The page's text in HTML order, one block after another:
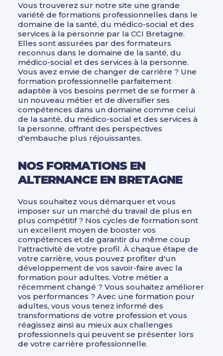
Vous trouverez sur notre site une grande
variété de formations professionnelles dans le
domaine de la santé, du médico-social et des
services à la personne par la CCI Bretagne.
Elles sont assurées par des formateurs
reconnus dans le domaine de la santé, du
médico-social et des services à la personne.
Vous avez envie de changer de carrière ? Une
formation professionnelle parfaitement
adaptée à vos besoins permet de se former à
un nouveau métier et de diversifier ses
compétences dans un domaine comme celui
de la santé, du médico-social et des services à
la personne, offrant des perspectives
d'embauche plus réjouissantes.
NOS FORMATIONS EN
ALTERNANCE EN BRETAGNE
Vous souhaitez vous démarquer et vous
imposer sur un marché du travail de plus en
plus compétitif ? Nos cycles de formation sont
un excellent moyen de booster vos
compétences et de garantir du même coup
l'attractivité de votre profil. À chaque étape de
votre carrière, vous pouvez profiter d'un
développement de vos savoir-faire avec la
formation pour adultes. Votre métier a
récemment changé ? Vous souhaitez améliorer
vos performances ? Avec une formation pour
adultes, vous vous tenez informé des
transformations de votre profession et vous
réagissez ainsi au mieux aux challenges
professionnels qui peuvent se présenter lors
de votre carrière professionnelle.